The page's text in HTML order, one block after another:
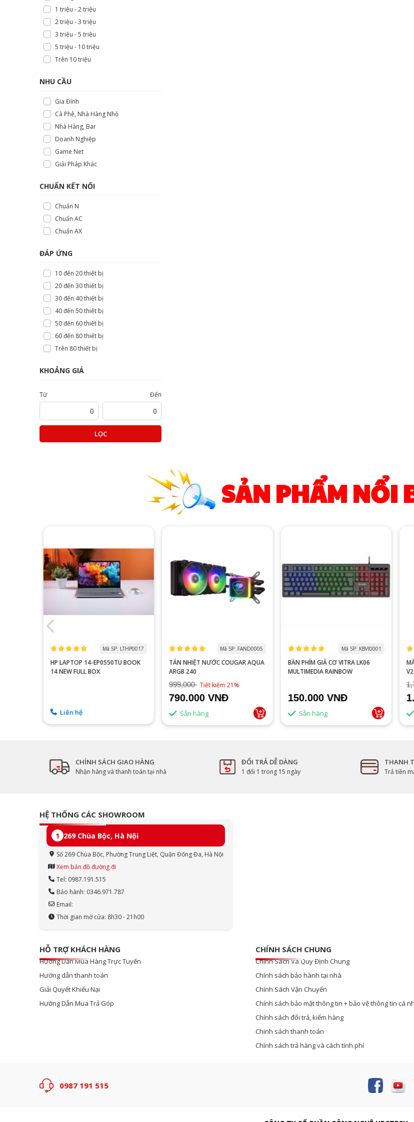
1 triệu - 2 triệu
2 triệu - 3 triệu
3 triệu - 5 triệu
5 triệu - 10 triệu
Trên 10 triệu
NHU CẦU
Gia Đình
Cà Phê, Nhà Hàng Nhỏ
Nhà Hàng, Bar
Doanh Nghiệp
Game Net
Giải Pháp Khác
CHUẨN KẾT NỐI
Chuẩn N
Chuẩn AC
Chuẩn AX
ĐÁP ỨNG
10 đến 20 thiết bị
20 đến 30 thiết bị
30 đến 40 thiết bị
40 đến 50 thiết bị
50 đến 60 thiết bị
60 đến 80 thiết bị
Trên 80 thiết bị
KHOẢNG GIÁ
Từ Đến
LỌC
SẢN PHẨM NỔI
Mã SP: LTHP0017
HP LAPTOP 14-EP0550TU BOOK
14 NEW FULL BOX
Liên hệ
Mã SP: FAND0005
TẢN NHIỆT NƯỚC COUGAR AQUA
ARGB 240
999,000 Tiết kiệm 21%
790.000 VNĐ
Sẵn hàng
Mã SP: KBVI0001
BÀN PHÍM GIẢ CƠ VITRA LK06
MULTIMEDIA RAINBOW
150.000 VNĐ
Sẵn hàng
CHÍNH SÁCH GIAO HÀNG
Nhận hàng và thanh toán tại nhà
ĐỔI TRẢ DỄ DÀNG
1 đổi 1 trong 15 ngày
THANH
Trả tiền
HỆ THỐNG CÁC SHOWROOM
1 269 Chùa Bộc, Hà Nội
Số 269 Chùa Bộc, Phường Trung Liệt, Quận Đống Đa, Hà Nội
Xem bản đồ đường đi
Tel: 0987.191.515
Bảo hành: 0346.971.787
Email:
Thời gian mở cửa: 8h30 - 21h00
HỖ TRỢ KHÁCH HÀNG
Hướng Dẫn Mua Hàng Trực Tuyến
Hướng dẫn thanh toán
Giải Quyết Khiếu Nại
Hướng Dẫn Mua Trả Góp
CHÍNH SÁCH CHUNG
Chính Sách Và Quy Định Chung
Chính sách bảo hành tại nhà
Chính Sách Vận Chuyển
Chính sách bảo mật thông tin + bảo vệ thông tin cá
Chính sách đổi trả, kiểm hàng
Chinh sách thanh toán
Chính sách trả hàng và cách tính phí
0987 191 515